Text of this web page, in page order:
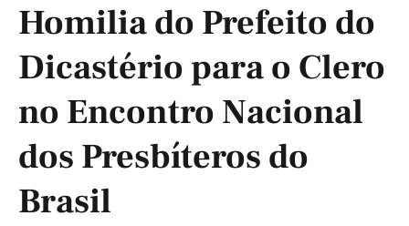
Homilia do Prefeito do
Dicastério para o Clero
no Encontro Nacional
dos Presbíteros do
Brasil